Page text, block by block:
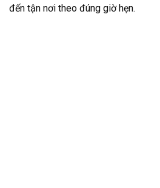
đến tận nơi theo đúng giờ hẹn.